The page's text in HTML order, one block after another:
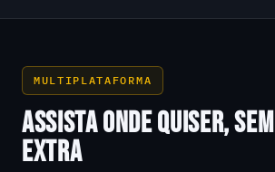
MULTIPLATAFORMA
ASSISTA ONDE QUISER,
EXTRA